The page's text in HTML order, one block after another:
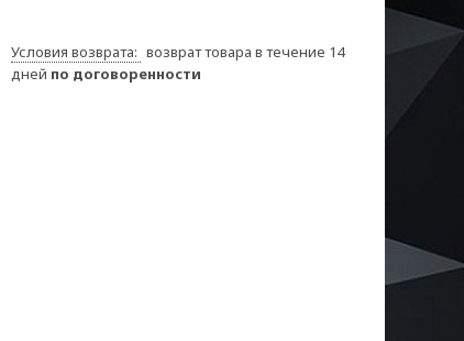
возврат товара в течение 14
дней по договоренности